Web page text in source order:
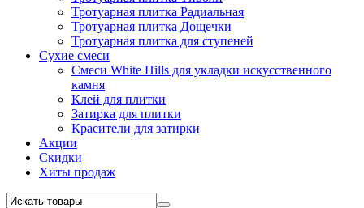
Тротуарная плитка Радиальная
Тротуарная плитка Дощечки
Тротуарная плитка для ступеней
Сухие смеси
Смеси White Hills для укладки искусственного
камня
Клей для плитки
Затирка для плитки
Красители для затирки
Акции
Скидки
Хиты продаж